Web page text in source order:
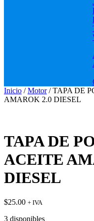
Inicio /Motor/ TAPA DE
AMAROK 2.0 DIESEL
TAPA DE
ACEITE
DIESEL
$25.00 + IVA
3 disponibles